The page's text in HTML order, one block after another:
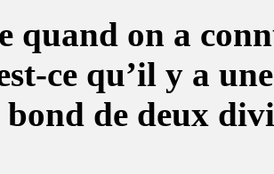
quand on a
ce qu’il y a
de deux